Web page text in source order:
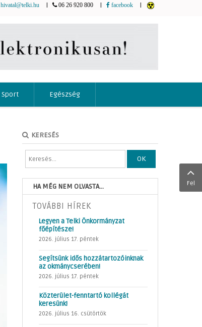
hivatal@telki.hu 06 26 920 800 facebook
Sport Egészség
KERESÉS
OK
HA MÉG NEM OLVASTA...
TOVÁBBI HÍREK
Legyen a Telki Önkormányzat
főépítésze!
2026. július 17. péntek
Segítsünk idős hozzátartozóinknak
az okmánycserében!
2026. július 17. péntek
Közterület-fenntartó kollégát
keresünk!
2026. július 16. csütörtök
Fel